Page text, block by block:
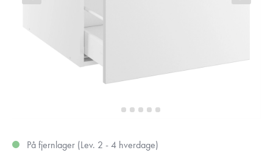
På fjernlager (Lev. 2 - 4 hverdage)